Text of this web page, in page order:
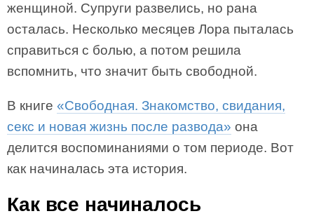
женщиной. Супруги развелись, но рана
осталась. Несколько месяцев Лора пыталась
справиться с болью, а потом решила
вспомнить, что значит быть свободной.
В книге «Свободная. Знакомство, свидания,
секс и новая жизнь после развода» она
делится воспоминаниями о том периоде. Вот
как начиналась эта история.
Как все начиналось